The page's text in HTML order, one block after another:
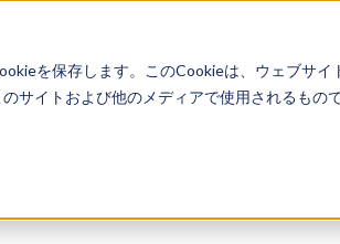
を保存します。このCookieは、ウェブサ
サイトおよび他のメディアで使用されるもの
About Service